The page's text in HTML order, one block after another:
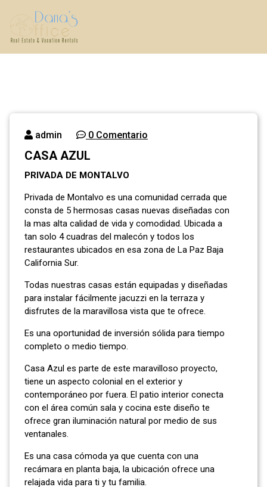
contenido
Real Estate & Vacation Rentals
admin 0 Comentario
CASA AZUL
PRIVADA DE MONTALVO
Privada de Montalvo es una comunidad cerrada que
consta de 5 hermosas casas nuevas diseñadas con
la mas alta calidad de vida y comodidad. Ubicada a
tan solo 4 cuadras del malecón y todos los
restaurantes ubicados en esa zona de La Paz Baja
California Sur.
Todas nuestras casas están equipadas y diseñadas
para instalar fácilmente jacuzzi en la terraza y
disfrutes de la maravillosa vista que te ofrece.
Es una oportunidad de inversión sólida para tiempo
completo o medio tiempo.
Casa Azul es parte de este maravilloso proyecto,
tiene un aspecto colonial en el exterior y
contemporáneo por fuera. El patio interior conecta
con el área común sala y cocina este diseño te
ofrece gran iluminación natural por medio de sus
ventanales.
Es una casa cómoda ya que cuenta con una
recámara en planta baja, la ubicación ofrece una
relajada vida para ti y tu familia.